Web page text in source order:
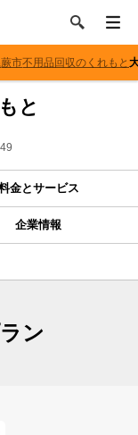
蕨市不用品回収のくれもと
と
金とサービス
企業情報
ン